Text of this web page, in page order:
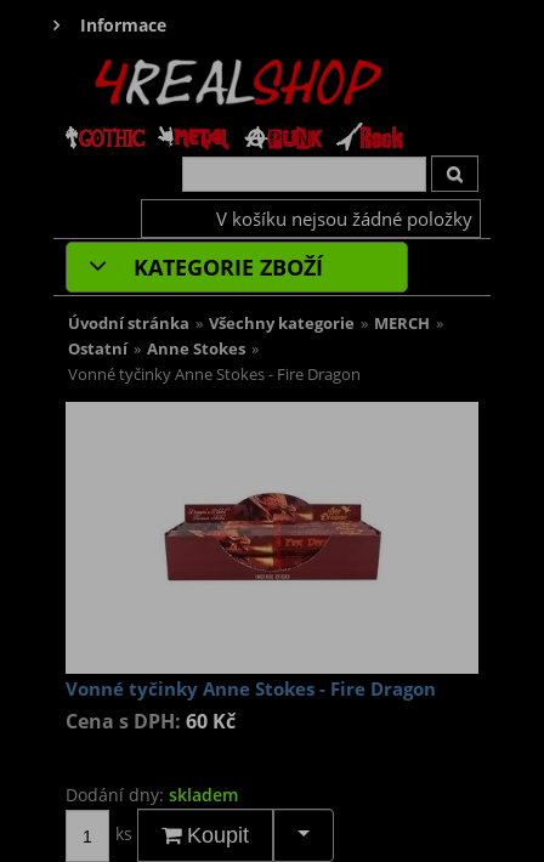
Informace
V košíku nejsou žádné položky
KATEGORIE ZBOŽÍ
Úvodní stránka » Všechny kategorie » MERCH »
Ostatní » Anne Stokes »
Vonné tyčinky Anne Stokes - Fire Dragon
Vonné tyčinky Anne Stokes - Fire Dragon
Cena s DPH: 60 Kč
Dodání dny: skladem
ks
Koupit